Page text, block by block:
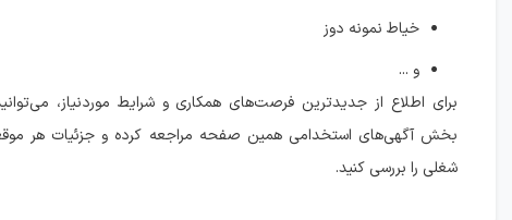
خیاط نمونه دوز
و ...
برای اطلاع از جدیدترین فرصت‌های همکاری و شرایط موردنیاز،
بخش آگهی‌های استخدامی همین صفحه مراجعه کرده و جزئیات هر
شغلی را بررسی کنید.